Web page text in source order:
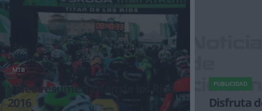
MTB
Vídeo resumen Titan de los Ríos
2016
PUBLICIDAD
Disfruta